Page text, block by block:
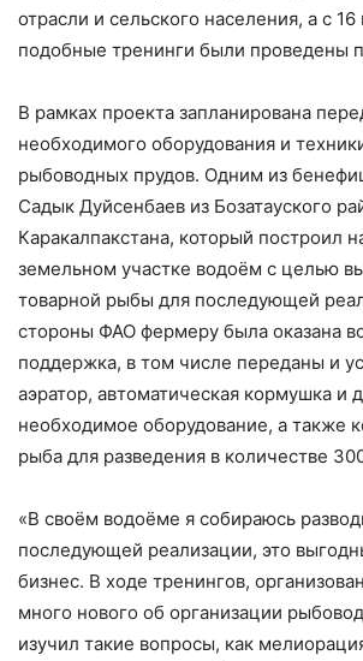
отрасли и сельского населения, а с
подобные тренинги были проведены
В рамках проекта запланирована
необходимого оборудования и
рыбоводных прудов. Одним из
Садык Дуйсенбаев из Бозатауского
Каракалпакстана, который построил
земельном участке водоём с целью
товарной рыбы для последующей
стороны ФАО фермеру была оказана
поддержка, в том числе переданы и
аэратор, автоматическая кормушка и
необходимое оборудование, а также
рыба для разведения в количестве
«В своём водоёме я собираюсь
последующей реализации, это
бизнес. В ходе тренингов,
много нового об организации
изучил такие вопросы, как